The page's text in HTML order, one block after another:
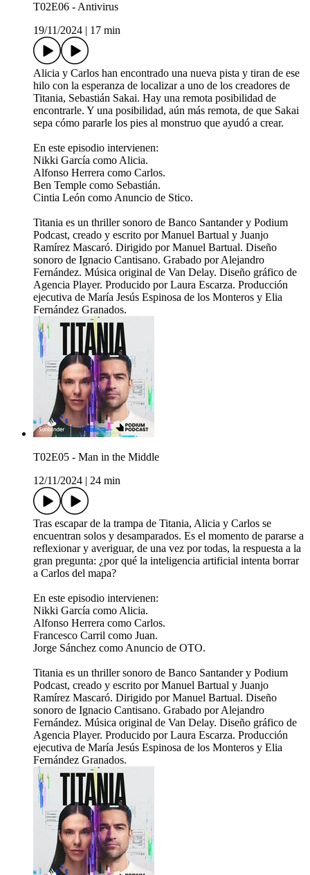
T02E06 - Antivirus
19/11/2024
17 min
Alicia y Carlos han encontrado una nueva pista y tiran de ese
hilo con la esperanza de localizar a uno de los creadores de
Titania, Sebastián Sakai. Hay una remota posibilidad de
encontrarle. Y una posibilidad, aún más remota, de que Sakai
sepa cómo pararle los pies al monstruo que ayudó a crear.
En este episodio intervienen:
Nikki García como Alicia.
Alfonso Herrera como Carlos.
Ben Temple como Sebastián.
Cintia León como Anuncio de Stico.
Titania es un thriller sonoro de Banco Santander y Podium
Podcast, creado y escrito por Manuel Bartual y Juanjo
Ramírez Mascaró. Dirigido por Manuel Bartual. Diseño
sonoro de Ignacio Cantisano. Grabado por Alejandro
Fernández. Música original de Van Delay. Diseño gráfico de
Agencia Player. Producido por Laura Escarza. Producción
ejecutiva de María Jesús Espinosa de los Monteros y Elia
Fernández Granados.
T02E05 - Man in the Middle
12/11/2024
24 min
Tras escapar de la trampa de Titania, Alicia y Carlos se
encuentran solos y desamparados. Es el momento de pararse a
reflexionar y averiguar, de una vez por todas, la respuesta a la
gran pregunta: ¿por qué la inteligencia artificial intenta borrar
a Carlos del mapa?
En este episodio intervienen:
Nikki García como Alicia.
Alfonso Herrera como Carlos.
Francesco Carril como Juan.
Jorge Sánchez como Anuncio de OTO.
Titania es un thriller sonoro de Banco Santander y Podium
Podcast, creado y escrito por Manuel Bartual y Juanjo
Ramírez Mascaró. Dirigido por Manuel Bartual. Diseño
sonoro de Ignacio Cantisano. Grabado por Alejandro
Fernández. Música original de Van Delay. Diseño gráfico de
Agencia Player. Producido por Laura Escarza. Producción
ejecutiva de María Jesús Espinosa de los Monteros y Elia
Fernández Granados.